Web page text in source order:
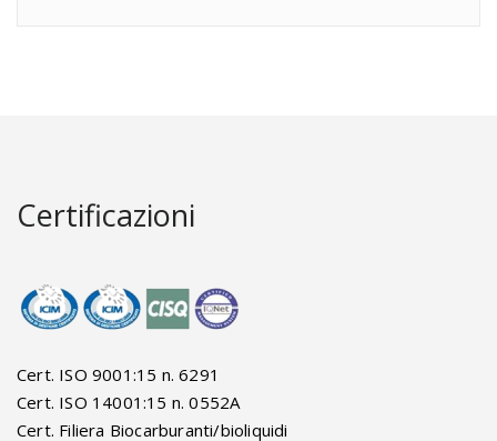
Certificazioni
Cert. ISO 9001:15 n. 6291
Cert. ISO 14001:15 n. 0552A
Cert. Filiera Biocarburanti/bioliquidi